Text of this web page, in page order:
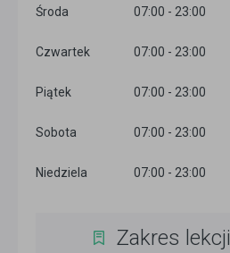
Środa 07:00 - 23:00
Czwartek 07:00 - 23:00
Piątek 07:00 - 23:00
Sobota 07:00 - 23:00
Niedziela 07:00 - 23:00
Zakres lekcji